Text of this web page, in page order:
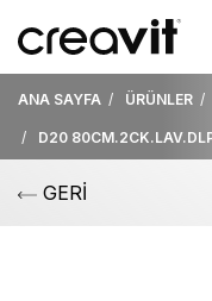
ANA SAYFA ÜRÜNLER
D20
GERİ